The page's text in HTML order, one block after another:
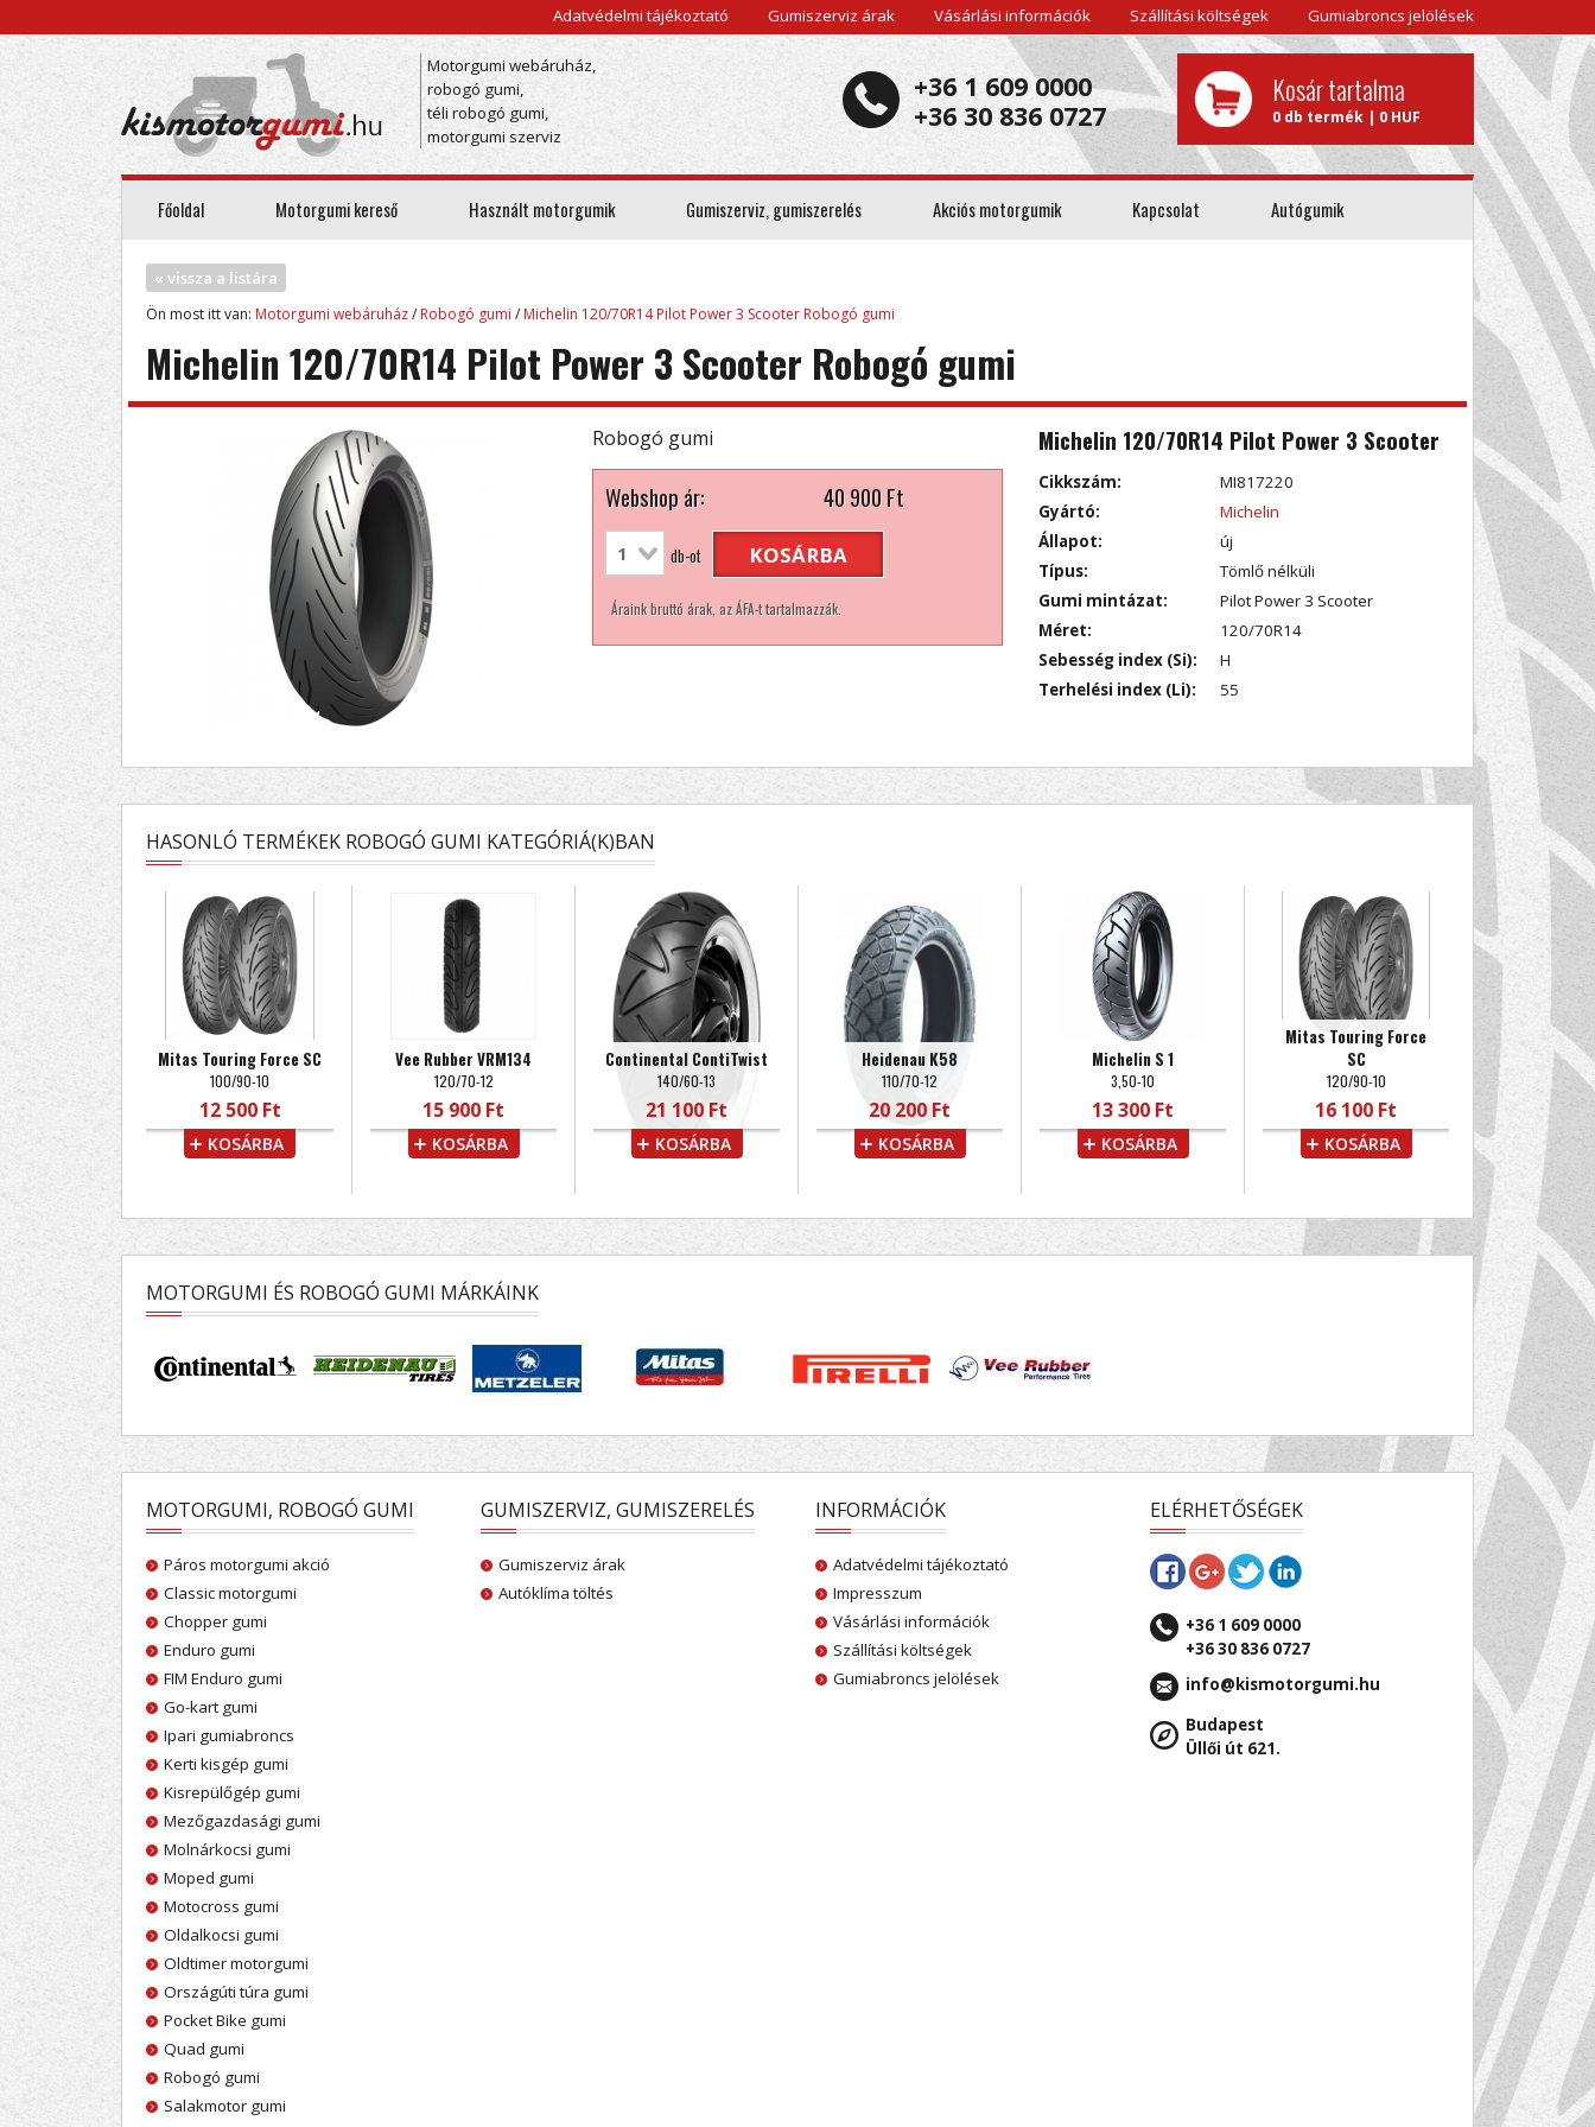
Adatvédelmi tájékoztató Gumiszerviz árak Vásárlási információk Szállítási költségek Gumiabroncs jelölések
Motorgumi webáruház,
robogó gumi,
téli robogó gumi,
motorgumi szerviz
Kosár tartalma
0 db termék | 0 HUF
+36 1 609 0000
+36 30 836 0727
Főoldal Motorgumi kereső Használt motorgumik Gumiszerviz, gumiszerelés Akciós motorgumik Kapcsolat Autógumik
« vissza a listára
Ön most itt van: Motorgumi webáruház/ Robogó gumi / Michelin 120/70R14 Pilot Power 3 Scooter Robogó gumi
Michelin 120/70R14 Pilot Power 3 Scooter Robogó gumi
Robogó gumi
Webshop ár: 40 900Ft
db-ot KOSÁRBA
Áraink bruttó árak, az ÁFA-t tartalmazzák.
Michelin 120/70R14 Pilot Power 3 Scooter
Cikkszám:
MI817220
Gyártó:
Michelin
Állapot:
új
Típus:
Tömlő nélküli
Gumi mintázat:
Pilot Power 3 Scooter
Méret:
120/70R14
Sebesség index (Si):
H
Terhelési index (Li):
55
HASONLÓ TERMÉKEK ROBOGÓ GUMI KATEGÓRIÁ(K)BAN
Mitas Touring Force SC
100/90-10
12 500 Ft
KOSÁRBA
Vee Rubber VRM134
120/70-12
15 900 Ft
KOSÁRBA
Continental ContiTwist
140/60-13
21 100 Ft
KOSÁRBA
Heidenau K58
110/70-12
20 200 Ft
KOSÁRBA
Michelin S 1
3,50-10
13 300 Ft
KOSÁRBA
Mitas Touring Force
SC
120/90-10
16 100 Ft
KOSÁRBA
MOTORGUMI ÉS ROBOGÓ GUMI MÁRKÁINK
MOTORGUMI, ROBOGÓ GUMI
Páros motorgumi akció
Classic motorgumi
Chopper gumi
Enduro gumi
FIM Enduro gumi
Go-kart gumi
Ipari gumiabroncs
Kerti kisgép gumi
Kisrepülőgép gumi
Mezőgazdasági gumi
Molnárkocsi gumi
Moped gumi
Motocross gumi
Oldalkocsi gumi
Oldtimer motorgumi
Országúti túra gumi
Pocket Bike gumi
Quad gumi
Robogó gumi
Salakmotor gumi
GUMISZERVIZ, GUMISZERELÉS
Gumiszerviz árak
Autóklíma töltés
INFORMÁCIÓK
Adatvédelmi tájékoztató
Impresszum
Vásárlási információk
Szállítási költségek
Gumiabroncs jelölések
ELÉRHETŐSÉGEK
+36 1 609 0000
+36 30 836 0727
info@kismotorgumi.hu
Budapest
Üllői út 621.